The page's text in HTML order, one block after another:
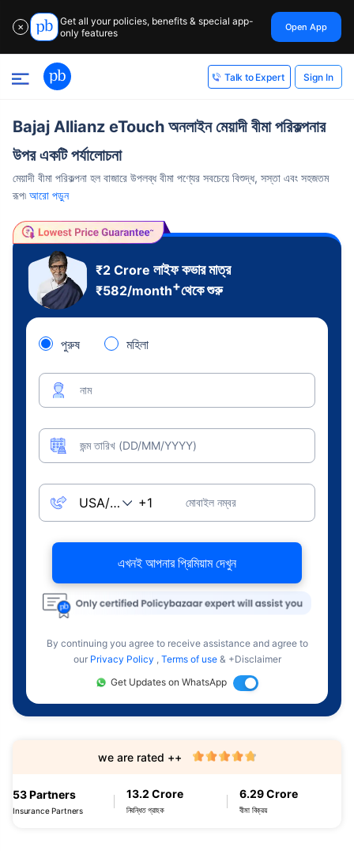
✕
Get all your policies, benefits & special app-
only features
Open App
Talk to Expert Sign In
Bajaj Allianz eTouch অনলাইন মেয়াদী বীমা পরিকল্পনার
উপর একটি পর্যালোচনা
মেয়াদী বীমা পরিকল্পনা হল বাজারে উপলব্ধ বীমা পণ্যের সবচেয়ে বিশুদ্ধ, সস্তা এবং সহজতম
রূপ৷ আরো পড়ুন
₹2 Crore লাইফ কভার মাত্র
₹582/month+থেকে শুরু
পুরুষ মহিলা
নাম
জন্ম তারিখ (DD/MM/YYYY)
মোবাইল নম্বর
এখনই আপনার প্রিমিয়াম দেখুন
By continuing you agree to receive assistance and agree to
our Privacy Policy , Terms of use & +Disclaimer
Get Updates on WhatsApp
53 Partners
Insurance Partners
13.2 Crore
নিবন্ধিত গ্রাহক
6.29 Crore
বীমা বিক্রয়
we are rated ++